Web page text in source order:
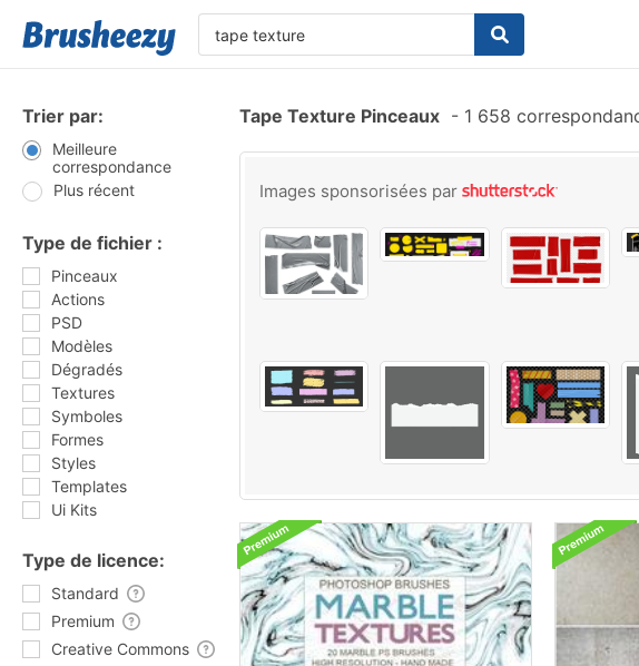
Trier par:
Meilleure
correspondance
Plus récent
Type de fichier :
Pinceaux
Actions
PSD
Modèles
Dégradés
Textures
Symboles
Formes
Styles
Templates
Ui Kits
Type de licence:
Standard
Premium
Creative Commons
Tape Texture Pinceaux - 1 658
Images sponsorisées par